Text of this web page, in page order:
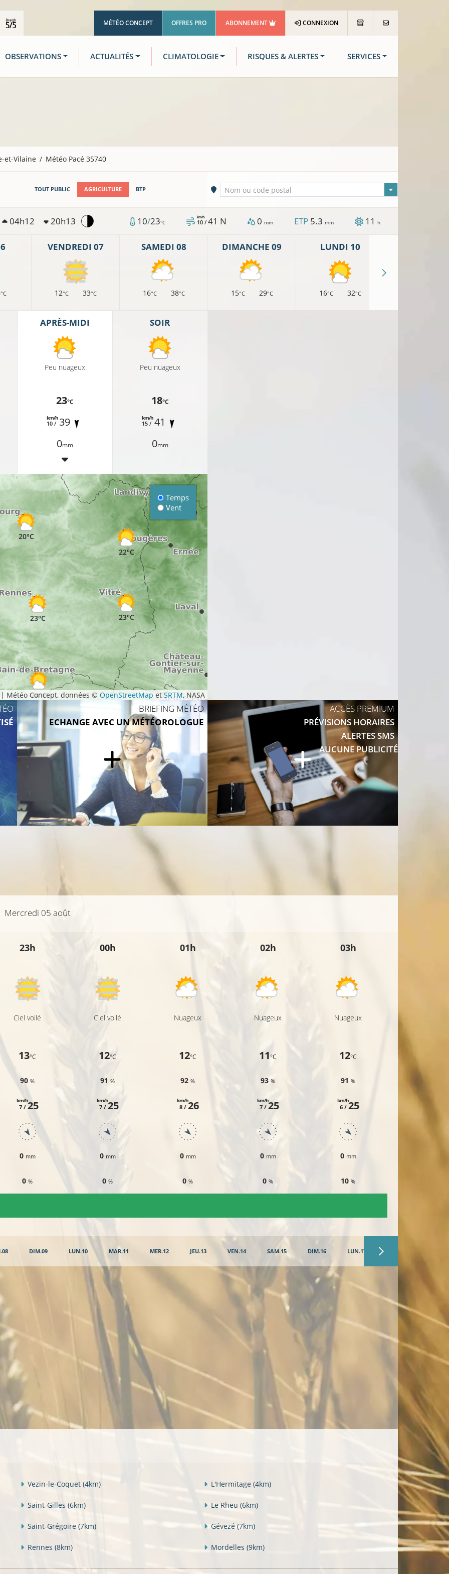
MÉTÉO CONCEPT OFFRES PRO ABONNEMENT CONNEXION
OBSERVATIONS ACTUALITÉS CLIMATOLOGIE RISQUES & ALERTES SERVICES
et-Vilaine Météo Pacé 35740
TOUT PUBLIC AGRICULTURE BTP Ville sélectionnée
Nom ou code postal
04h12 20h13 10/23°C 10 /
km/h 41 N 0 mm ETP 5.3 mm 11 h
°C
VENDREDI 07
12°C 33°C
SAMEDI 08
16°C 38°C
DIMANCHE 09
15°C 29°C
LUNDI 10
16°C 32°C
APRÈS-MIDI
Peu nuageux
23°C
10 /
km/h 39
0mm
SOIR
Peu nuageux
18°C
15 /
km/h41
0mm
24°C
20°C
22°C
23°C 23°C
26°C
26°C
25°C
Temps
Vent
| Météo Concept, données © OpenStreetMap etSRTM, NASA
BRIEFING MÉTÉO
ECHANGE AVEC UN MÉTÉOROLOGUE
ACCÈS PREMIUM
PRÉVISIONS HORAIRES
ALERTES SMS
AUCUNE PUBLICITÉ
Mercredi 05 août
23h
Ciel voilé
13°C
90%
7 /
km/h25
0 mm
0%
00h
Ciel voilé
12°C
91%
7 /
km/h25
0 mm
0%
01h
Nuageux
12°C
92%
8 /
km/h26
0 mm
0%
02h
Nuageux
11°C
93%
7 /
km/h25
0 mm
0%
03h
Nuageux
12°C
91%
6 /
km/h25
0 mm
10%
DIM.09 LUN.10 MAR.11 MER.12 JEU.13 VEN.14 SAM.15 DIM.16 LUN.17
Vezin-le-Coquet (4km) L'Hermitage (4km)
Saint-Gilles (6km) Le Rheu (6km)
Saint-Grégoire (7km) Gévezé (7km)
Rennes (8km) Mordelles (9km)